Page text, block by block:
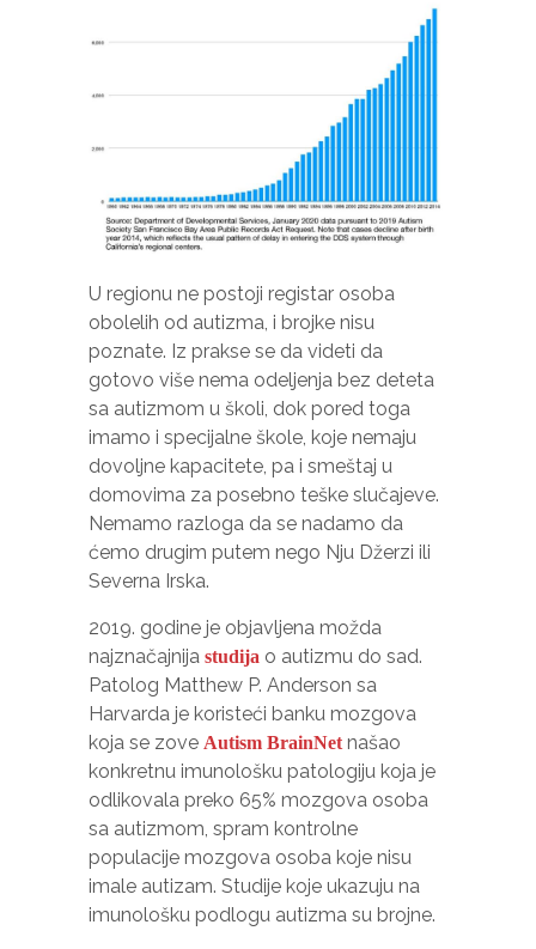
U regionu ne postoji registar osoba
obolelih od autizma, i brojke nisu
poznate. Iz prakse se da videti da
gotovo više nema odeljenja bez deteta
sa autizmom u školi, dok pored toga
imamo i specijalne škole, koje nemaju
dovoljne kapacitete, pa i smeštaj u
domovima za posebno teške slučajeve.
Nemamo razloga da se nadamo da
ćemo drugim putem nego Nju Džerzi ili
Severna Irska.
2019. godine je objavljena možda
najznačajnija studija o autizmu do sad.
Patolog Matthew P. Anderson sa
Harvarda je koristeći banku mozgova
koja se zove Autism BrainNetnašao
konkretnu imunološku patologiju koja je
odlikovala preko 65% mozgova osoba
sa autizmom, spram kontrolne
populacije mozgova osoba koje nisu
imale autizam. Studije koje ukazuju na
imunološku podlogu autizma su brojne.